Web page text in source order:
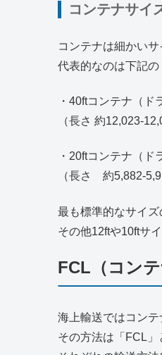
コンテナサイ
コンテナは細かい
代表的なのは下記の
・40ftコンテナ（ド
（長さ 約12,023-
・20ftコンテナ（ド
（長さ 約5,882-
最も標準的なサイズ
その他12ftや10ftサ
FCL（コン
海上輸送ではコンテ
その方法は「FCL」